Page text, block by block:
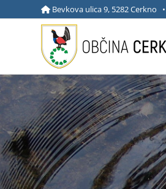
Bevkova ulica 9, 5282 Cerkno •